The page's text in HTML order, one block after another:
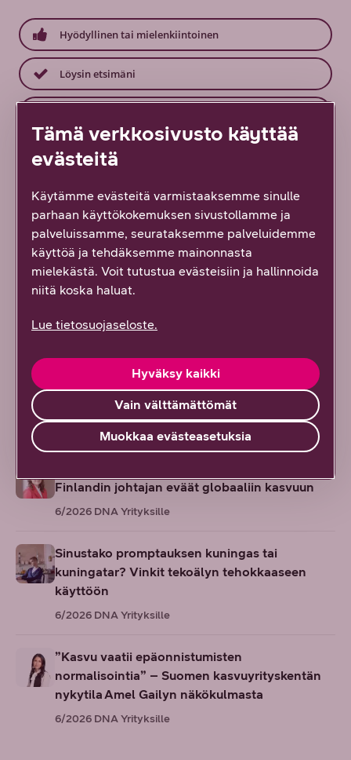
Hyödyllinen tai mielenkiintoinen
Löysin etsimäni
Ei hyödytä, ei vastannut odotuksiani
Samasta aiheesta
Kasvun tekijät: Argimarket ottaa rohkean
askeleen kohti maanlaajuisia markkinoita
Näiden vinkkien avulla palaat kesälomalta
työarkeen täynnä virtaa
6/2026DNA Yrityksille
Finlandin johtajan eväät globaaliin kasvuun
6/2026 DNA Yrityksille
Sinustako promptauksen kuningas tai
kuningatar? Vinkit tekoälyn tehokkaaseen
käyttöön
6/2026 DNA Yrityksille
”Kasvu vaatii epäonnistumisten
normalisointia” – Suomen kasvuyrityskentän
nykytila Amel Gailyn näkökulmasta
6/2026 DNA Yrityksille
Tämä verkkosivusto käyttää
evästeitä
Käytämme evästeitä varmistaaksemme sinulle
parhaan käyttökokemuksen sivustollamme ja
palveluissamme, seurataksemme palveluidemme
käyttöä ja tehdäksemme mainonnasta
mielekästä. Voit tutustua evästeisiin ja hallinnoida
niitä koska haluat.
Lue tietosuojaseloste.
Vain välttämättömät
Hyväksy kaikki
Muokkaa evästeasetuksia